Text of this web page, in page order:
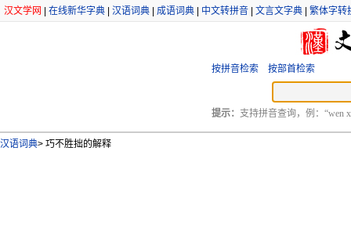
汉文学网 在线新华字典 汉语词典 成语词典 中文转拼音 文言文字典 繁体字转
按拼音检索 按部首检索
提示： 支持拼音查询，例：“wen
汉语词典> 巧不胜拙的解释